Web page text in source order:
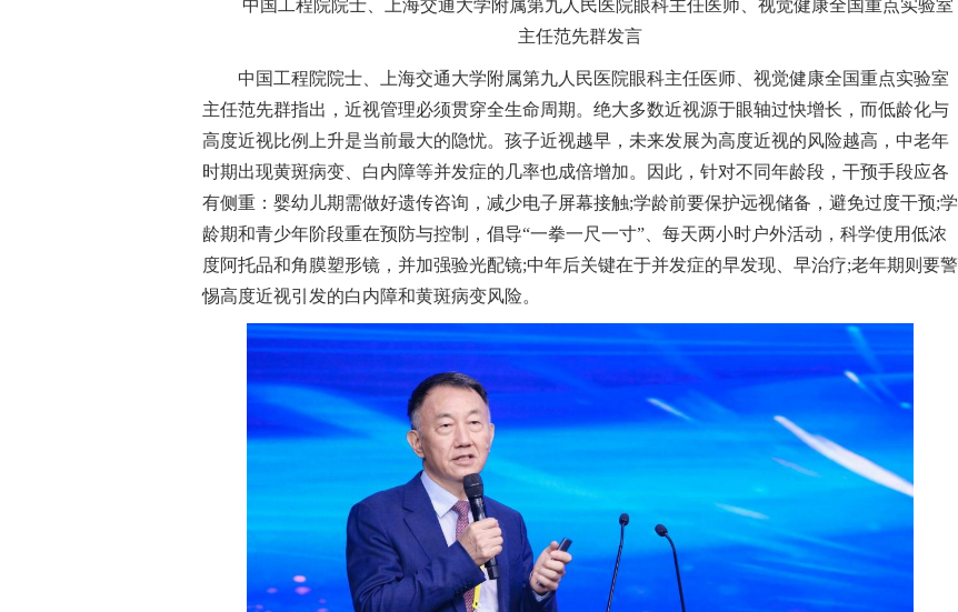
中国工程院院士、上海交通大学附属第九人民医院眼科主任医师、视觉健康全国重点实验室
主任范先群发言
中国工程院院士、上海交通大学附属第九人民医院眼科主任医师、视觉健康全国重点实验室
主任范先群指出，近视管理必须贯穿全生命周期。绝大多数近视源于眼轴过快增长，而低龄化与
高度近视比例上升是当前最大的隐忧。孩子近视越早，未来发展为高度近视的风险越高，中老年
时期出现黄斑病变、白内障等并发症的几率也成倍增加。因此，针对不同年龄段，干预手段应各
有侧重：婴幼儿期需做好遗传咨询，减少电子屏幕接触;学龄前要保护远视储备，避免过度干预;学
龄期和青少年阶段重在预防与控制，倡导“一拳一尺一寸”、每天两小时户外活动，科学使用低浓
度阿托品和角膜塑形镜，并加强验光配镜;中年后关键在于并发症的早发现、早治疗;老年期则要警
惕高度近视引发的白内障和黄斑病变风险。